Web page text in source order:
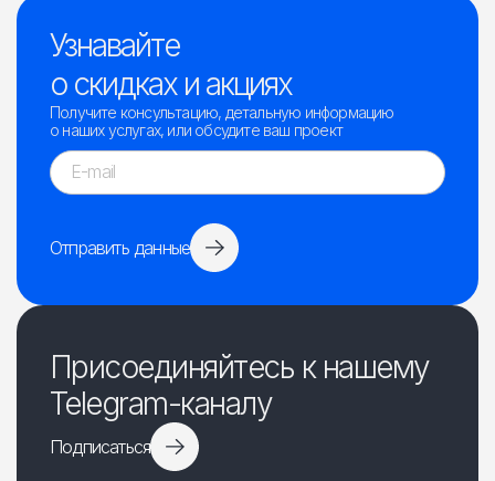
Узнавайте
о скидках и акциях
Получите консультацию, детальную информацию
о наших услугах, или обсудите ваш проект
Отправить данные
Присоединяйтесь к нашему
Telegram-каналу
Подписаться